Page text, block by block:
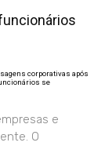
corporativas após
se
e
O